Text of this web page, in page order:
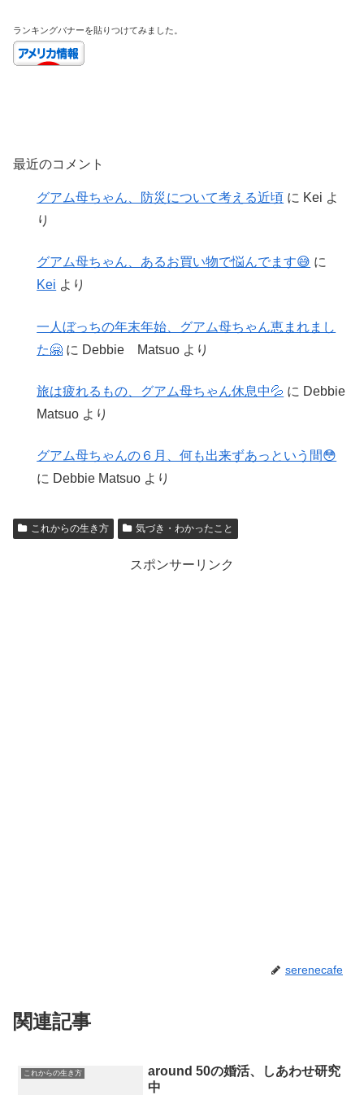
ランキングバナーを貼りつけてみました。
最近のコメント
グアム母ちゃん、防災について考える近頃 に Kei よ
り
グアム母ちゃん、あるお買い物で悩んでます😅 に
Kei より
一人ぼっちの年末年始、グアム母ちゃん恵まれまし
た🤗 に Debbie Matsuo より
旅は疲れるもの、グアム母ちゃん休息中💦 に Debbie
Matsuo より
グアム母ちゃんの６月、何も出来ずあっという間😳
に Debbie Matsuo より
これからの生き方 気づき・わかったこと
スポンサーリンク
serenecafe
関連記事
これからの生き方
around 50の婚活、しあわせ研究
中